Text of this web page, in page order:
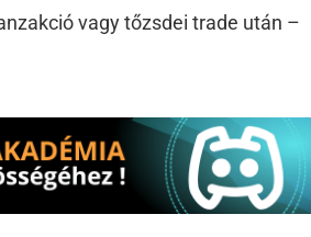
vagy tőzsdei trade után –